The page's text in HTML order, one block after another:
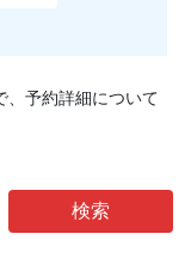
、予約詳細について